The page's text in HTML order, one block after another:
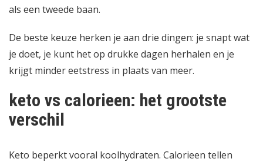
als een tweede baan.
De beste keuze herken je aan drie dingen: je snapt wat
je doet, je kunt het op drukke dagen herhalen en je
krijgt minder eetstress in plaats van meer.
keto vs calorieen: het grootste
verschil
Keto beperkt vooral koolhydraten. Calorieen tellen